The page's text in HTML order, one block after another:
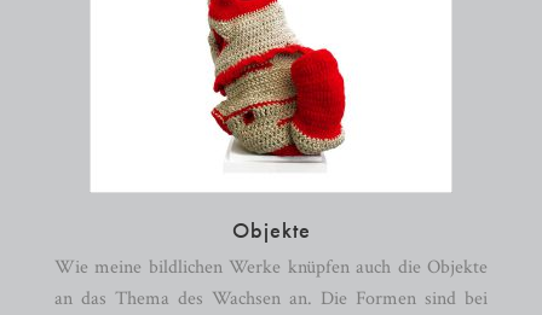
Objekte
Wie meine bildlichen Werke knüpfen auch die Objekte
an das Thema des Wachsen an. Die Formen sind bei